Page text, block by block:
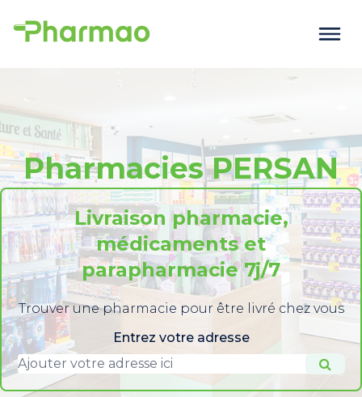
Pharmacies PERSAN
Livraison pharmacie,
médicaments et
parapharmacie 7j/7
Trouver une pharmacie pour être livré chez vous
Entrez votre adresse